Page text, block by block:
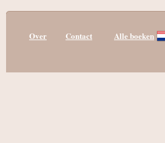
Over Contact Alle boeken